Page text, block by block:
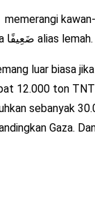
mengatakan bahwa mereka itu sebenarnya ضَعِيفًا alias lemah.
luar biasa
12.000 ton
sebanyak
Gaza.